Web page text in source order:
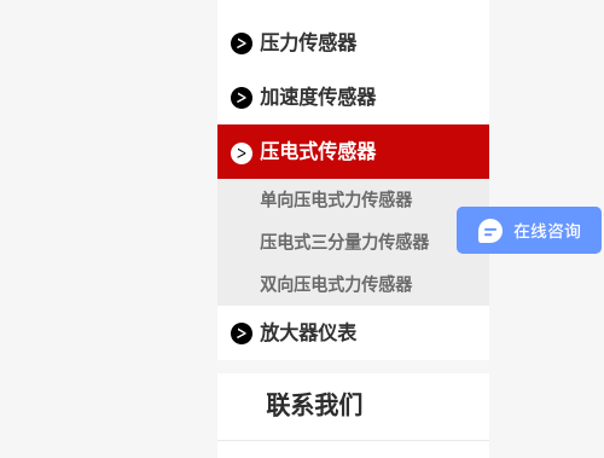
压力传感器
加速度传感器
压电式传感器
单向压电式力传感器
压电式三分量力传感器
双向压电式力传感器
放大器仪表
联系我们